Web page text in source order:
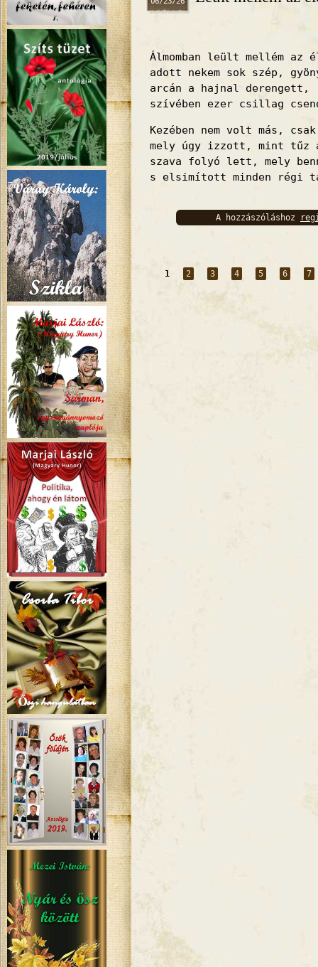
Álmomban leült mellém az
adott nekem sok szép,
arcán a hajnal derengett,
szívében ezer csillag
Kezében nem volt más,
mely úgy izzott, mint tűz
szava folyó lett, mely
s elsimított minden régi
A hozzászóláshoz
Oldalak
1 2 3 4 5 6 7